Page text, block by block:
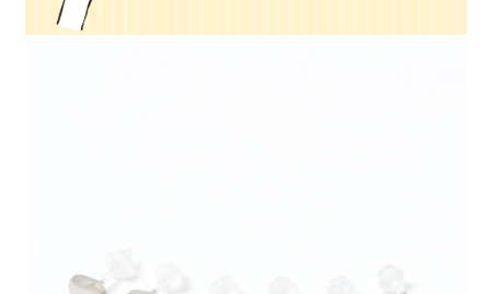
「AFTEE先享後付」，若未經同意申辦者引起之損失，本公司不負相關責